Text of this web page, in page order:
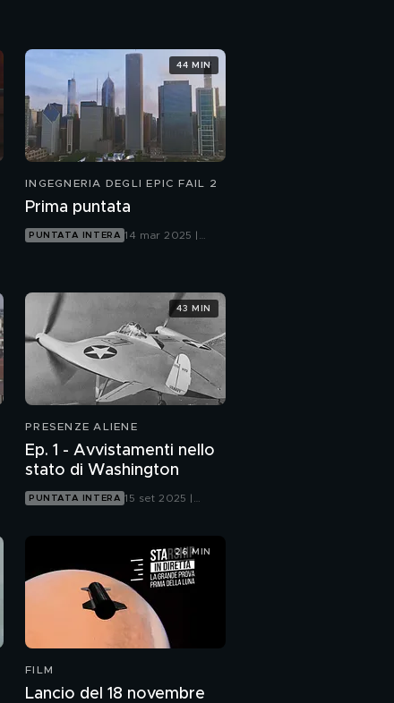
INGEGNERIA DEGLI EPIC FAIL 2
Prima puntata
PUNTATA INTERA 14 mar 2025 |
44 MIN
PRESENZE ALIENE
Ep. 1 - Avvistamenti nello
stato di Washington
PUNTATA INTERA 15 set 2025 |
43 MIN
FILM
Lancio del 18 novembre
26 MIN